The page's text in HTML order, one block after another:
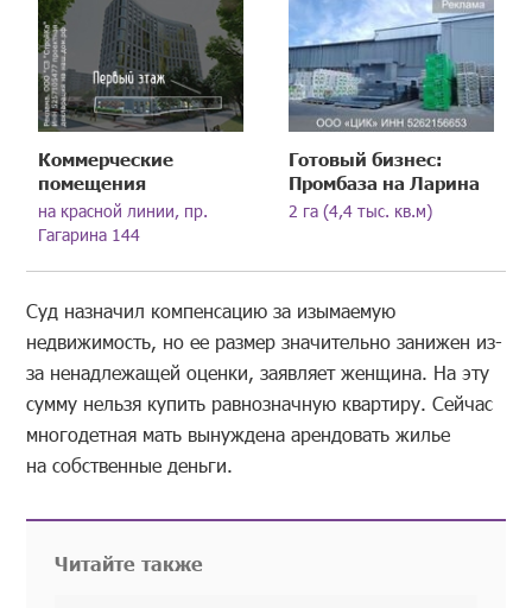
Коммерческие
помещения
на красной линии, пр.
Гагарина 144
Готовый бизнес:
Промбаза на Ларина
2 га (4,4 тыс. кв.м)
Суд назначил компенсацию за изымаемую
недвижимость, но ее размер значительно занижен из-
за ненадлежащей оценки, заявляет женщина. На эту
сумму нельзя купить равнозначную квартиру. Сейчас
многодетная мать вынуждена арендовать жилье
на собственные деньги.
Читайте также